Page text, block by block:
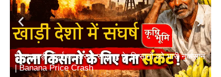
ईरान-खाड़ी संघर्ष का असर! सोलापुर के किसानों को भारी नुकसान
| Banana Price Crash